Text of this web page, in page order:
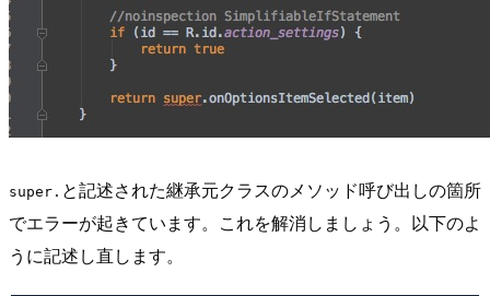
super. と記述された継承元クラスのメソッド呼び出しの箇所
でエラーが起きています。これを解消しましょう。以下のよ
うに記述し直します。